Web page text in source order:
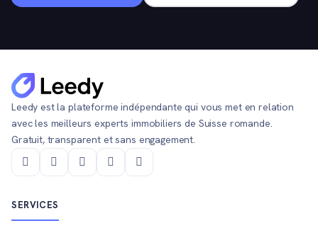
Leedy est la plateforme indépendante qui vous met en relation
avec les meilleurs experts immobiliers de Suisse romande.
Gratuit, transparent et sans engagement.
SERVICES